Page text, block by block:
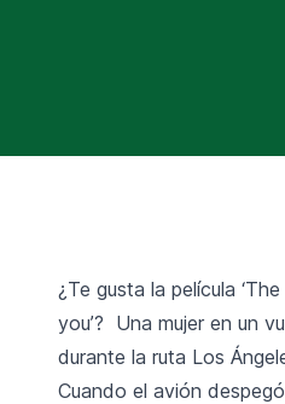
¿Te gusta la película
you’? Una mujer en un
durante la ruta Los
Cuando el avión